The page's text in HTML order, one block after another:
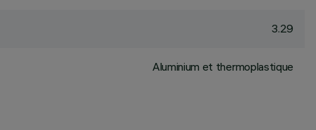
3.29
Aluminium et thermoplastique